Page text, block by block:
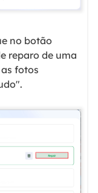
no botão
reparo de uma
fotos